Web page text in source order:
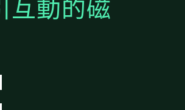
互動的磁